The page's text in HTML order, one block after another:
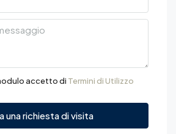
accetto di Termini di Utilizzo
una richiesta di visita